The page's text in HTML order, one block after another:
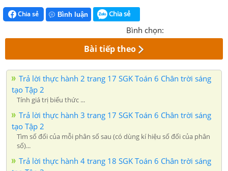
Chia sẻ Bình luận Chia sẻ
Bình chọn:
Bài tiếp theo
Trả lời thực hành 2 trang 17 SGK Toán 6 Chân trời sáng
tạo Tập 2
Tính giá trị biểu thức ...
Trả lời thực hành 3 trang 17 SGK Toán 6 Chân trời sáng
tạo Tập 2
Tìm số đối của mỗi phân số sau (có dùng kí hiệu số đối của phân
số)...
Trả lời thực hành 4 trang 18 SGK Toán 6 Chân trời sáng